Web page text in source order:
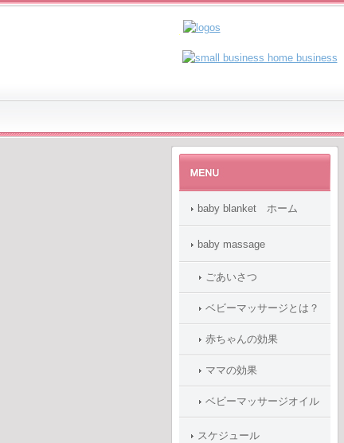
baby blanket ホーム
baby massage
ごあいさつ
ベビーマッサージとは？
赤ちゃんの効果
ママの効果
ベビーマッサージオイル
スケジュール